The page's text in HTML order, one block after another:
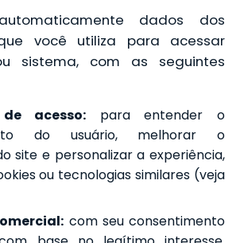
dados dos
você utiliza para acessar
sistema, com as seguintes
acesso: para entender o
do usuário, melhorar o
site e personalizar a experiência,
ou tecnologias similares (veja
com seu consentimento